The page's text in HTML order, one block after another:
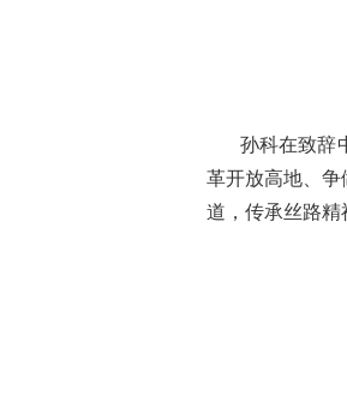
孙科在致辞
革开放高地、争
道，传承丝路精